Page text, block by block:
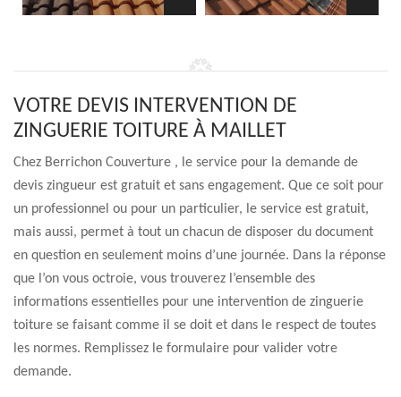
VOTRE DEVIS INTERVENTION DE
ZINGUERIE TOITURE À MAILLET
Chez Berrichon Couverture , le service pour la demande de
devis zingueur est gratuit et sans engagement. Que ce soit pour
un professionnel ou pour un particulier, le service est gratuit,
mais aussi, permet à tout un chacun de disposer du document
en question en seulement moins d’une journée. Dans la réponse
que l’on vous octroie, vous trouverez l’ensemble des
informations essentielles pour une intervention de zinguerie
toiture se faisant comme il se doit et dans le respect de toutes
les normes. Remplissez le formulaire pour valider votre
demande.